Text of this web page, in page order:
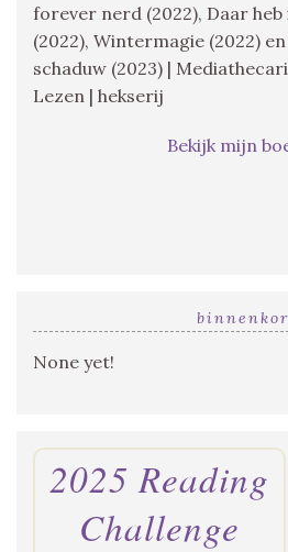
forever nerd (2022), Daar
(2022), Wintermagie (2022)
schaduw (2023) |
Lezen | hekserij
Bekijk mijn
None yet!
2025 Reading
Challenge